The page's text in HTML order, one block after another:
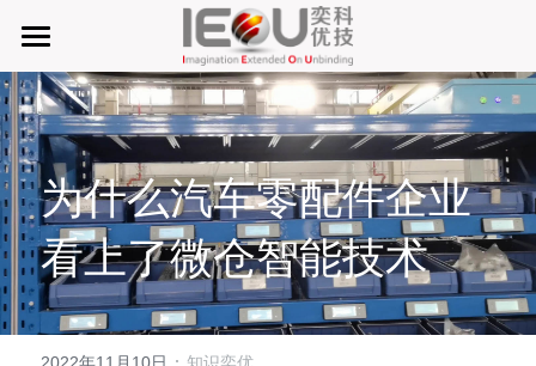
首页
微仓
D系微仓（热销）
产品与服务
单元智能化
单元智慧化
行业应用及案列
MRO工业物料智能化管理
关于奕优
为什么汽车零配件企业
看上了微仓智能技术
·